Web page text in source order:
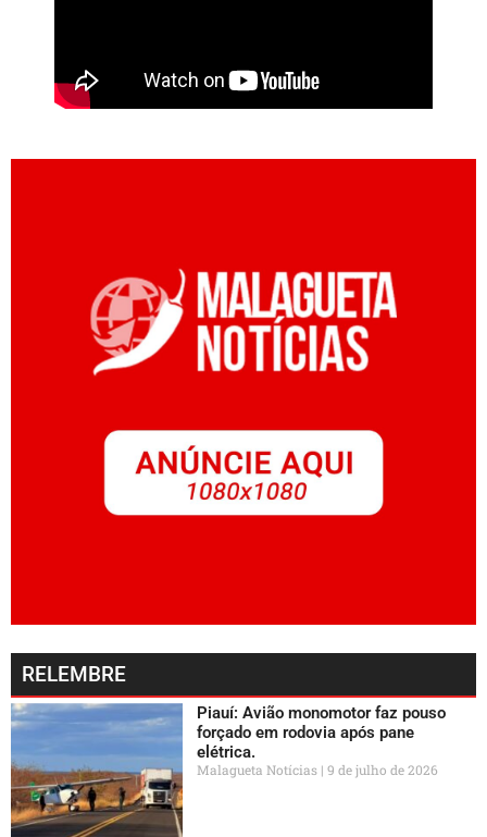
RELEMBRE
Piauí: Avião monomotor faz pouso
forçado em rodovia após pane
elétrica.
Malagueta Notícias 9 de julho de 2026